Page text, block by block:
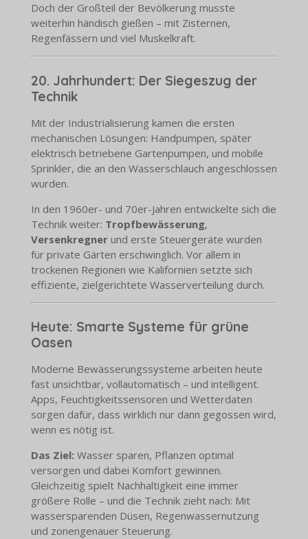
Doch der Großteil der Bevölkerung musste
weiterhin händisch gießen – mit Zisternen,
Regenfässern und viel Muskelkraft.
20. Jahrhundert: Der Siegeszug der
Technik
Mit der Industrialisierung kamen die ersten
mechanischen Lösungen: Handpumpen, später
elektrisch betriebene Gartenpumpen, und mobile
Sprinkler, die an den Wasserschlauch angeschlossen
wurden.
In den 1960er- und 70er-Jahren entwickelte sich die
Technik weiter: Tropfbewässerung,
Versenkregnerund erste Steuergeräte wurden
für private Gärten erschwinglich. Vor allem in
trockenen Regionen wie Kalifornien setzte sich
effiziente, zielgerichtete Wasserverteilung durch.
Heute: Smarte Systeme für grüne
Oasen
Moderne Bewässerungssysteme arbeiten heute
fast unsichtbar, vollautomatisch – und intelligent.
Apps, Feuchtigkeitssensoren und Wetterdaten
sorgen dafür, dass wirklich nur dann gegossen wird,
wenn es nötig ist.
Das Ziel: Wasser sparen, Pflanzen optimal
versorgen und dabei Komfort gewinnen.
Gleichzeitig spielt Nachhaltigkeit eine immer
größere Rolle – und die Technik zieht nach: Mit
wassersparenden Düsen, Regenwassernutzung
und zonengenauer Steuerung.